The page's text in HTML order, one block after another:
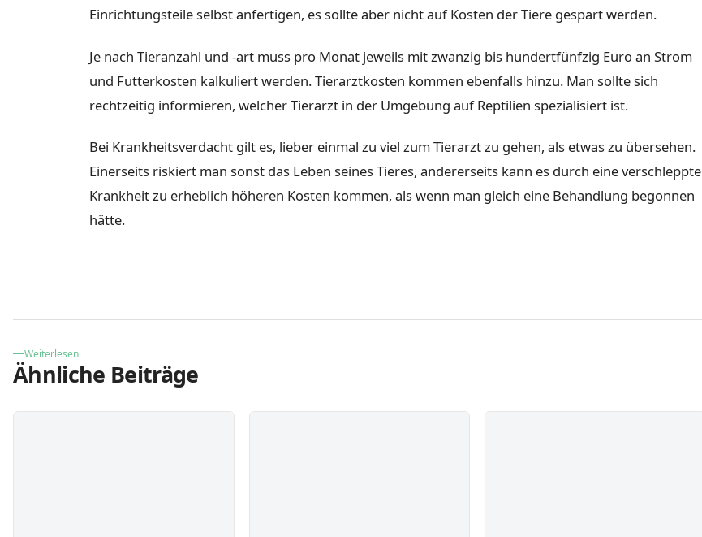
Einrichtungsteile selbst anfertigen, es sollte aber nicht auf Kosten der Tiere gespart werden.
Je nach Tieranzahl und -art muss pro Monat jeweils mit zwanzig bis hundertfünfzig Euro an Strom
und Futterkosten kalkuliert werden. Tierarztkosten kommen ebenfalls hinzu. Man sollte sich
rechtzeitig informieren, welcher Tierarzt in der Umgebung auf Reptilien spezialisiert ist.
Bei Krankheitsverdacht gilt es, lieber einmal zu viel zum Tierarzt zu gehen, als etwas zu übersehen.
Einerseits riskiert man sonst das Leben seines Tieres, andererseits kann es durch eine verschleppte
Krankheit zu erheblich höheren Kosten kommen, als wenn man gleich eine Behandlung begonnen
hätte.
Weiterlesen
Ähnliche Beiträge